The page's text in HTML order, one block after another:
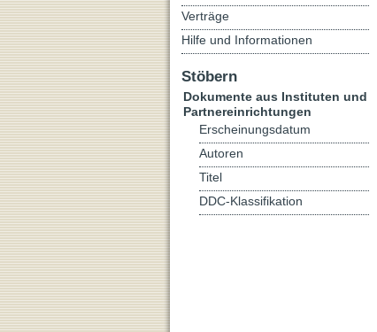
Verträge
Hilfe und Informationen
Stöbern
Dokumente aus Instituten und
Partnereinrichtungen
Erscheinungsdatum
Autoren
Titel
DDC-Klassifikation